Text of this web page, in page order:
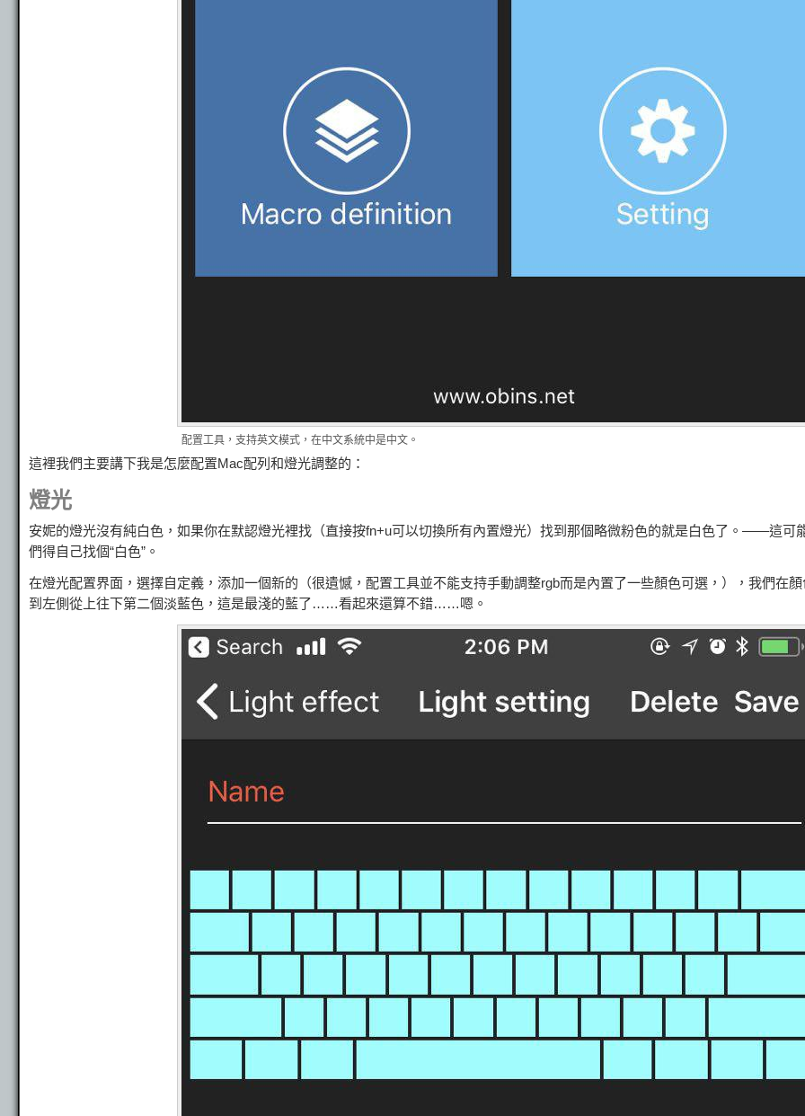
配置工具，支持英文模式，在中文系統中是中文。
這裡我們主要講下我是怎麼配置Mac配列和燈光調整的：
燈光
安妮的燈光沒有純白色，如果你在默認燈光裡找（直接按fn+u可以切換所有內置燈光）找到那個略微粉色的就是白色了。——這可
們得自己找個“白色”。
在燈光配置界面，選擇自定義，添加一個新的（很遺憾，配置工具並不能支持手動調整rgb而是內置了一些顏色可選，），我們在
到左側從上往下第二個淡藍色，這是最淺的藍了……看起來還算不錯……嗯。